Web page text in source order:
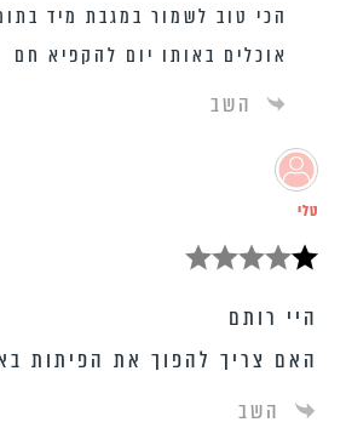
הכי טוב לשמור במגבת מיד
אוכלים באותו יום להקפיא חם
השב
טלי
היי רותם
האם צריך להפוך את הפיתות
השב